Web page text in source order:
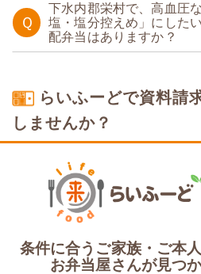
Ｑ
下水内郡栄村で、高血圧
塩・塩分控えめ」にした
配弁当はありますか？
らいふーどで資料請
しませんか？
条件に合うご家族・ご本
お弁当屋さんが見つ